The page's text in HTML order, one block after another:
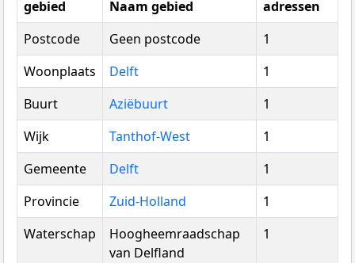
gebied Naam gebied
adressen
Postcode
Geen postcode
1
Woonplaats
Delft
1
Buurt
Aziëbuurt
1
Wijk
Tanthof-West
1
Gemeente
Delft
1
Provincie
Zuid-Holland
1
Waterschap
Hoogheemraadschap
van Delfland
1